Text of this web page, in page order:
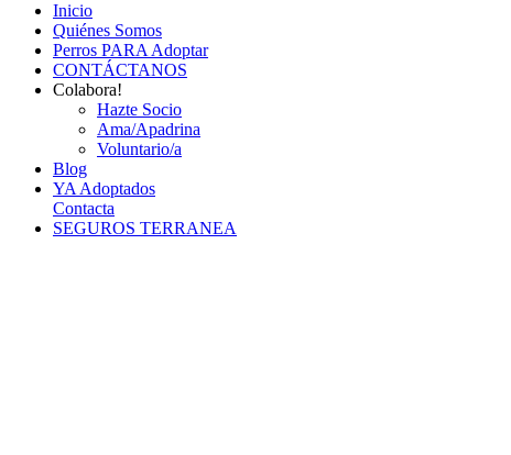
Inicio
Quiénes Somos
Perros PARA Adoptar
CONTÁCTANOS
Colabora!
Hazte Socio
Ama/Apadrina
Voluntario/a
Blog
YA Adoptados
Contacta
SEGUROS TERRANEA